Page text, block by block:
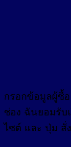
กรอกข้อมูลผู้ซื้อ
ช่อง ฉันยอมรับ
ไซต์ และ ปุ่ม สั่